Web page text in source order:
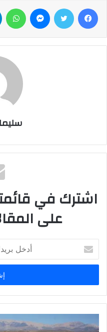
اشترك في
على
خ
ب
ر
ك